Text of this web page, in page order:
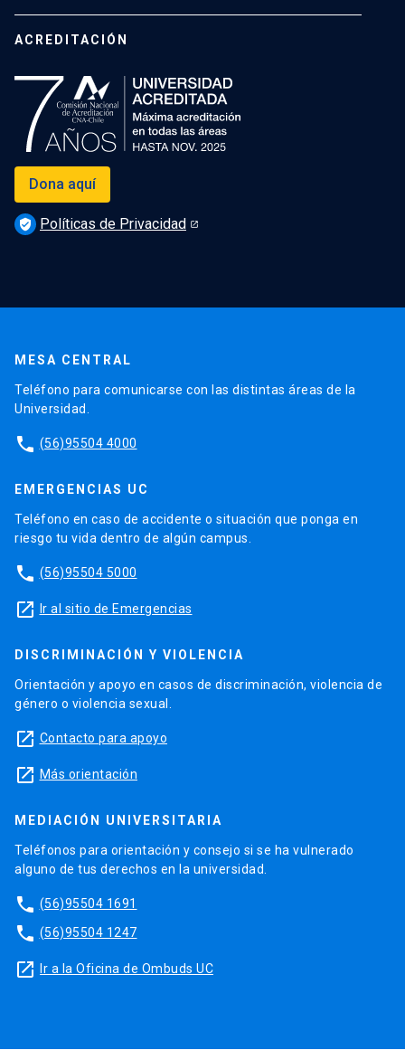
ACREDITACIÓN
Dona aquí
verified_user Políticas de Privacidad
MESA CENTRAL
Teléfono para comunicarse con las distintas áreas de la
Universidad.
phone (56)95504 4000
EMERGENCIAS UC
Teléfono en caso de accidente o situación que ponga en
riesgo tu vida dentro de algún campus.
phone (56)95504 5000
launch Ir al sitio de Emergencias
DISCRIMINACIÓN Y VIOLENCIA
Orientación y apoyo en casos de discriminación, violencia de
género o violencia sexual.
launch Contacto para apoyo
launch Más orientación
MEDIACIÓN UNIVERSITARIA
Teléfonos para orientación y consejo si se ha vulnerado
alguno de tus derechos en la universidad.
phone (56)95504 1691
phone (56)95504 1247
launch Ir a la Oficina de Ombuds UC